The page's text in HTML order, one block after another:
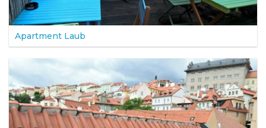
Apartment Laub